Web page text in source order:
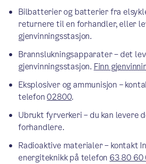
Bilbatterier og batterier fra
returnere til en forhandler, eller
gjenvinningsstasjon.
Brannslukningsapparater – det
gjenvinningsstasjon. Finn
Eksplosiver og ammunisjon –
telefon02800.
Ubrukt fyrverkeri – du kan levere
forhandlere.
Radioaktive materialer – kontakt
energiteknikk på telefon 63 80 60